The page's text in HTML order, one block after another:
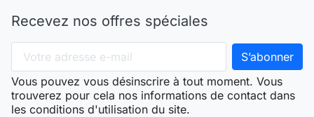
Recevez nos offres spéciales
Vous pouvez vous désinscrire à tout moment. Vous
trouverez pour cela nos informations de contact dans
les conditions d'utilisation du site.